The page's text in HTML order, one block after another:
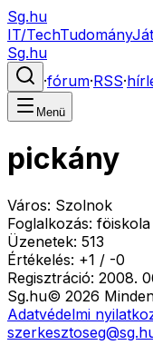
Sg.hu
IT/TechTudomány
Sg.hu
·fórum·RSS·
Menü
pickány
Város: Szolnok
Foglalkozás: föiskola
Üzenetek: 513
Értékelés: +1 / -0
Regisztráció: 2008.
Sg.hu© 2026
Adatvédelmi